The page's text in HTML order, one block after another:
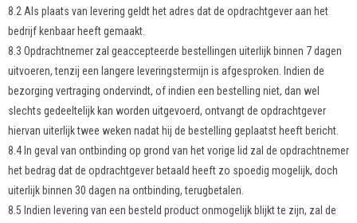
8.2 Als plaats van levering geldt het adres dat de opdrachtgever aan het
bedrijf kenbaar heeft gemaakt.
8.3 Opdrachtnemer zal geaccepteerde bestellingen uiterlijk binnen 7 dagen
uitvoeren, tenzij een langere leveringstermijn is afgesproken. Indien de
bezorging vertraging ondervindt, of indien een bestelling niet, dan wel
slechts gedeeltelijk kan worden uitgevoerd, ontvangt de opdrachtgever
hiervan uiterlijk twee weken nadat hij de bestelling geplaatst heeft bericht.
8.4 In geval van ontbinding op grond van het vorige lid zal de opdrachtnemer
het bedrag dat de opdrachtgever betaald heeft zo spoedig mogelijk, doch
uiterlijk binnen 30 dagen na ontbinding, terugbetalen.
8.5 Indien levering van een besteld product onmogelijk blijkt te zijn, zal de